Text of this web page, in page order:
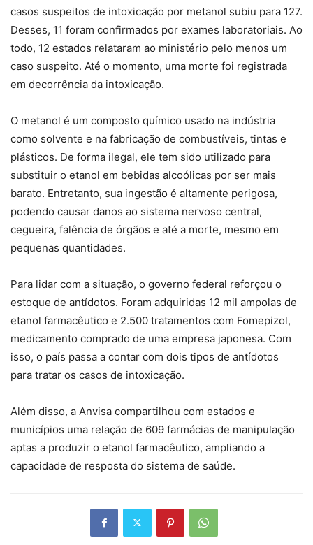
casos suspeitos de intoxicação por metanol subiu para 127.
Desses, 11 foram confirmados por exames laboratoriais. Ao
todo, 12 estados relataram ao ministério pelo menos um
caso suspeito. Até o momento, uma morte foi registrada
em decorrência da intoxicação.
O metanol é um composto químico usado na indústria
como solvente e na fabricação de combustíveis, tintas e
plásticos. De forma ilegal, ele tem sido utilizado para
substituir o etanol em bebidas alcoólicas por ser mais
barato. Entretanto, sua ingestão é altamente perigosa,
podendo causar danos ao sistema nervoso central,
cegueira, falência de órgãos e até a morte, mesmo em
pequenas quantidades.
Para lidar com a situação, o governo federal reforçou o
estoque de antídotos. Foram adquiridas 12 mil ampolas de
etanol farmacêutico e 2.500 tratamentos com Fomepizol,
medicamento comprado de uma empresa japonesa. Com
isso, o país passa a contar com dois tipos de antídotos
para tratar os casos de intoxicação.
Além disso, a Anvisa compartilhou com estados e
municípios uma relação de 609 farmácias de manipulação
aptas a produzir o etanol farmacêutico, ampliando a
capacidade de resposta do sistema de saúde.